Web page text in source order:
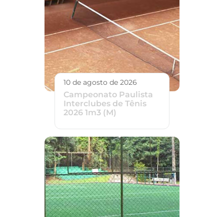
10 de agosto de 2026
Campeonato Paulista
Interclubes de Tênis
2026 1m3 (M)